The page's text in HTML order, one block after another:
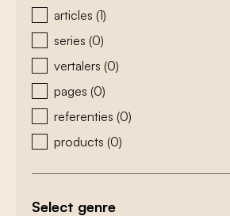
zoeken - type
articles (1)
series (0)
vertalers (0)
pages (0)
referenties (0)
products (0)
Select genre